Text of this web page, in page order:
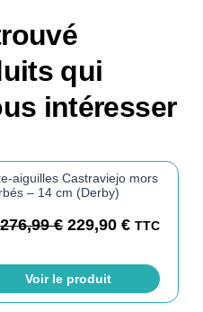
qui
intéresser
aiguilles Castraviejo mors
– 14 cm (Derby)
276,99€ 229,90€ TTC
Voir le produit